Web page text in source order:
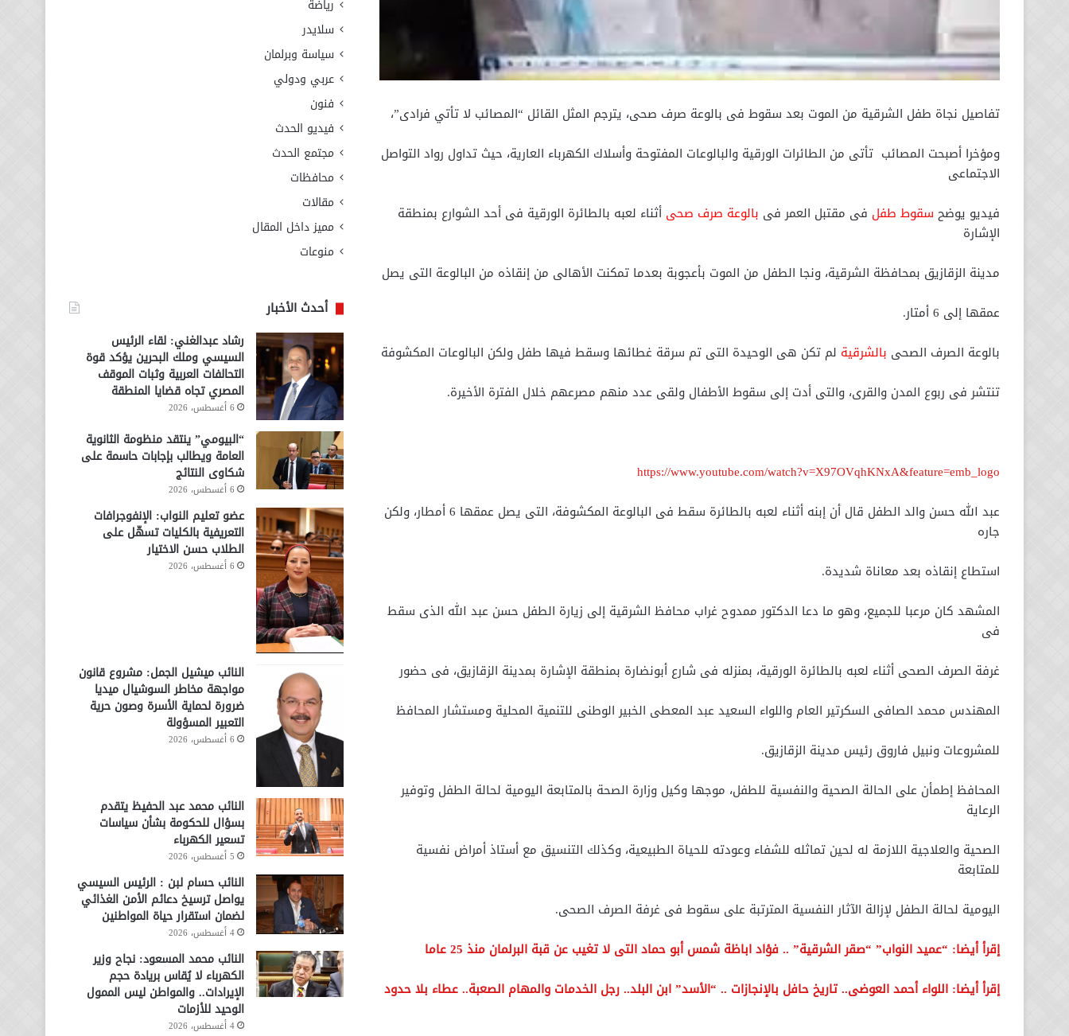
تفاصيل نجاة طفل الشرقية من الموت بعد سقوط فى بالوعة صرف صحى، يترجم المثل القائل “المصائب لا تأتي فرادى”،
ومؤخرا أصبحت المصائب تأتى من الطائرات الورقية والبالوعات المفتوحة وأسلاك الكهرباء العارية، حيث تداول رواد التواصل
الاجتماعى
فيديو يوضح سقوط طفل فى مقتبل العمر فى بالوعة صرف صحى أثناء لعبه بالطائرة الورقية فى أحد الشوارع بمنطقة
الإشارة
مدينة الزقازيق بمحافظة الشرقية، ونجا الطفل من الموت بأعجوبة بعدما تمكنت الأهالى من إنقاذه من البالوعة التى يصل
عمقها إلى 6 أمتار.
بالوعة الصرف الصحى بالشرقية لم تكن هى الوحيدة التى تم سرقة غطائها وسقط فيها طفل ولكن البالوعات المكشوفة
تنتشر فى ربوع المدن والقرى، والتى أدت إلى سقوط الأطفال ولقى عدد منهم مصرعهم خلال الفترة الأخيرة.
https://www.youtube.com/watch?v=X97OVqhKNxA&feature=emb_logo
عبد الله حسن والد الطفل قال أن إبنه أثناء لعبه بالطائرة سقط فى البالوعة المكشوفة، التى يصل عمقها 6 أمطار، ولكن
جاره
استطاع إنقاذه بعد معاناة شديدة.
المشهد كان مرعبا للجميع، وهو ما دعا الدكتور ممدوح غراب محافظ الشرقية إلى زيارة الطفل حسن عبد الله الذى سقط
فى
غرفة الصرف الصحى أثناء لعبه بالطائرة الورقية، بمنزله فى شارع أبونضارة بمنطقة الإشارة بمدينة الزقازيق، فى حضور
المهندس محمد الصافى السكرتير العام واللواء السعيد عبد المعطى الخبير الوطنى للتنمية المحلية ومستشار المحافظ
للمشروعات ونبيل فاروق رئيس مدينة الزقازيق.
المحافظ إطمأن على الحالة الصحية والنفسية للطفل، موجها وكيل وزارة الصحة بالمتابعة اليومية لحالة الطفل وتوفير
الرعاية
الصحية والعلاجية اللازمة له لحين تماثله للشفاء وعودته للحياة الطبيعية، وكذلك التنسيق مع أستاذ أمراض نفسية
للمتابعة
اليومية لحالة الطفل لإزالة الآثار النفسية المترتبة على سقوط فى غرفة الصرف الصحى.
إقرأ أيضا: “عميد النواب” “صقر الشرقية” .. فؤاد اباظة شمس أبو حماد التى لا تغيب عن قبة البرلمان منذ 25 عاما
إقرأ أيضا: اللواء أحمد العوضى.. تاريخ حافل بالإنجازات .. “الأسد” ابن البلد.. رجل الخدمات والمهام الصعبة.. عطاء بلا حدود
رياضة
سلايدر
سياسة وبرلمان
عربي ودولي
فنون
فيديو الحدث
مجتمع الحدث
محافظات
مقالات
مميز داخل المقال
منوعات
أحدث الأخبار
رشاد عبدالغني: لقاء الرئيس
السيسي وملك البحرين يؤكد قوة
التحالفات العربية وثبات الموقف
المصري تجاه قضايا المنطقة
6 أغسطس، 2026
“البيومي” ينتقد منظومة الثانوية
العامة ويطالب بإجابات حاسمة على
شكاوى النتائج
6 أغسطس، 2026
عضو تعليم النواب: الإنفوجرافات
التعريفية بالكليات تسهّل على
الطلاب حسن الاختيار
6 أغسطس، 2026
النائب ميشيل الجمل: مشروع قانون
مواجهة مخاطر السوشيال ميديا
ضرورة لحماية الأسرة وصون حرية
التعبير المسؤولة
6 أغسطس، 2026
النائب محمد عبد الحفيظ يتقدم
بسؤال للحكومة بشأن سياسات
تسعير الكهرباء
5 أغسطس، 2026
النائب حسام لبن : الرئيس السيسي
يواصل ترسيخ دعائم الأمن الغذائي
لضمان استقرار حياة المواطنين
4 أغسطس، 2026
النائب محمد المسعود: نجاح وزير
الكهرباء لا يُقاس بريادة حجم
الإيرادات.. والمواطن ليس الممول
الوحيد للأزمات
4 أغسطس، 2026